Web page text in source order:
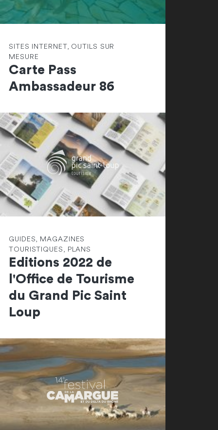
SITES INTERNET, OUTILS SUR
MESURE
Carte Pass
Ambassadeur 86
GUIDES, MAGAZINES
TOURISTIQUES, PLANS
Editions 2022 de
l'Office de Tourisme
du Grand Pic Saint
Loup